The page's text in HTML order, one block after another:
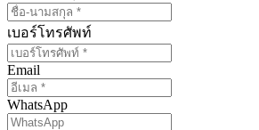
เบอร์โทรศัพท์
Email
WhatsApp